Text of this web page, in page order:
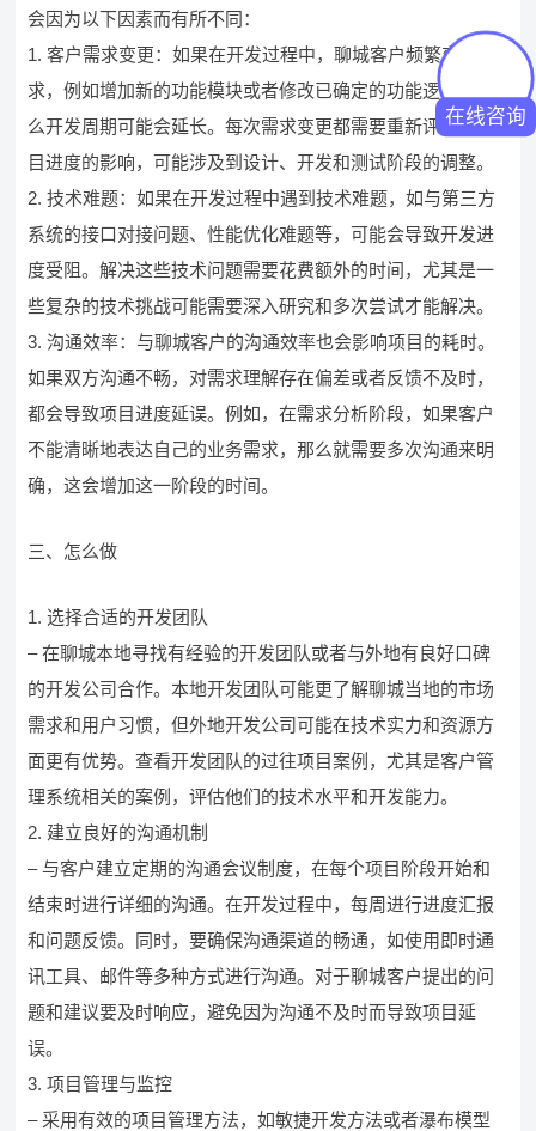
会因为以下因素而有所不同：
1. 客户需求变更：如果在开发过程中，聊城客户频繁变更需
求，例如增加新的功能模块或者修改已确定的功能逻辑，那
么开发周期可能会延长。每次需求变更都需要重新评估对项
目进度的影响，可能涉及到设计、开发和测试阶段的调整。
2. 技术难题：如果在开发过程中遇到技术难题，如与第三方
系统的接口对接问题、性能优化难题等，可能会导致开发进
度受阻。解决这些技术问题需要花费额外的时间，尤其是一
些复杂的技术挑战可能需要深入研究和多次尝试才能解决。
3. 沟通效率：与聊城客户的沟通效率也会影响项目的耗时。
如果双方沟通不畅，对需求理解存在偏差或者反馈不及时，
都会导致项目进度延误。例如，在需求分析阶段，如果客户
不能清晰地表达自己的业务需求，那么就需要多次沟通来明
确，这会增加这一阶段的时间。
三、怎么做
1. 选择合适的开发团队
– 在聊城本地寻找有经验的开发团队或者与外地有良好口碑
的开发公司合作。本地开发团队可能更了解聊城当地的市场
需求和用户习惯，但外地开发公司可能在技术实力和资源方
面更有优势。查看开发团队的过往项目案例，尤其是客户管
理系统相关的案例，评估他们的技术水平和开发能力。
2. 建立良好的沟通机制
– 与客户建立定期的沟通会议制度，在每个项目阶段开始和
结束时进行详细的沟通。在开发过程中，每周进行进度汇报
和问题反馈。同时，要确保沟通渠道的畅通，如使用即时通
讯工具、邮件等多种方式进行沟通。对于聊城客户提出的问
题和建议要及时响应，避免因为沟通不及时而导致项目延
误。
3. 项目管理与监控
– 采用有效的项目管理方法，如敏捷开发方法或者瀑布模型
在线咨询